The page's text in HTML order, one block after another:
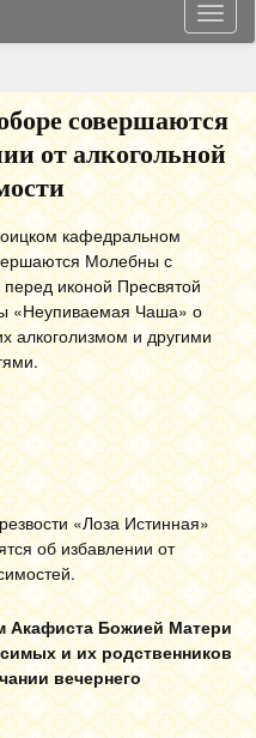
совершаются
от алкогольной
кафедральном
Молебны с
иконой Пресвятой
«Неупиваемая Чаша» о
алкоголизмом и другими
«Лоза Истинная»
об избавлении от
Акафиста Божией Матери
и их родственников
вечернего